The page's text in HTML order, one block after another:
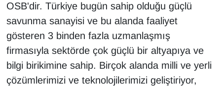
OSB'dir. Türkiye bugün sahip olduğu güçlü
savunma sanayisi ve bu alanda faaliyet
gösteren 3 binden fazla uzmanlaşmış
firmasıyla sektörde çok güçlü bir altyapıya ve
bilgi birikimine sahip. Birçok alanda milli ve yerli
çözümlerimizi ve teknolojilerimizi geliştiriyor,